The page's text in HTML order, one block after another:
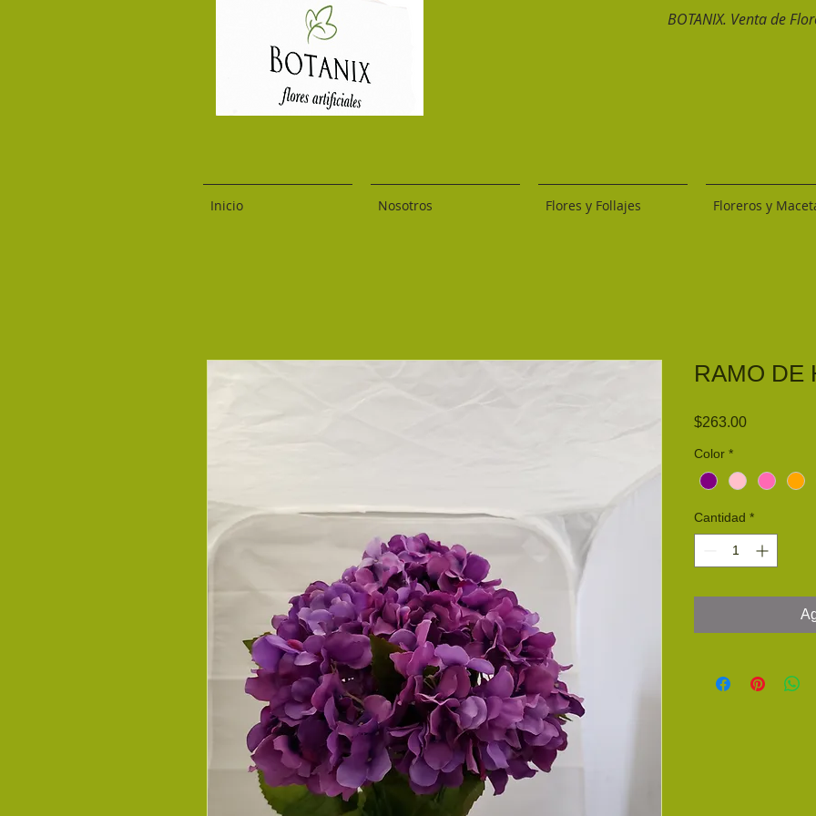
BOTANIX. Venta de
Inicio Nosotros Flores y Follajes Floreros y
RAMO DE
$263.00Precio
Color *
Cantidad *